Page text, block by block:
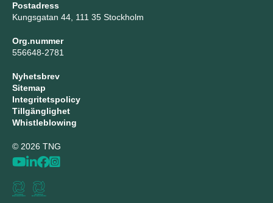
Postadress
Kungsgatan 44, 111 35 Stockholm
Org.nummer
556648-2781
Nyhetsbrev
Sitemap
Integritetspolicy
Tillgänglighet
Whistleblowing
© 2026 TNG